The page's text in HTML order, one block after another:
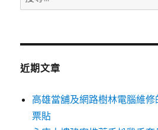
尋
鍵
近期文章
高雄當舖及網路樹林電腦維
票貼